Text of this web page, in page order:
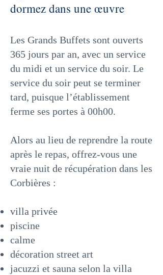
dormez dans une œuvre
Les Grands Buffets sont ouverts
365 jours par an, avec un service
du midi et un service du soir. Le
service du soir peut se terminer
tard, puisque l’établissement
ferme ses portes à 00h00.
Alors au lieu de reprendre la route
après le repas, offrez-vous une
vraie nuit de récupération dans les
Corbières :
villa privée
piscine
calme
décoration street art
jacuzzi et sauna selon la villa